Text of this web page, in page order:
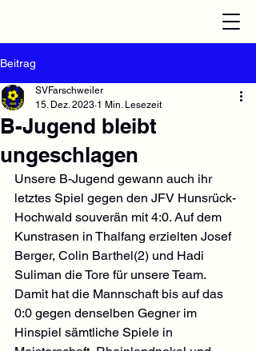
Beitrag
B-Jugend bleibt
ungeschlagen
SVFarschweiler
15. Dez. 2023 1 Min. Lesezeit
Unsere B-Jugend gewann auch ihr
letztes Spiel gegen den JFV Hunsrück-
Hochwald souverän mit 4:0. Auf dem
Kunstrasen in Thalfang erzielten Josef
Berger, Colin Barthel(2) und Hadi
Suliman die Tore für unsere Team.
Damit hat die Mannschaft bis auf das
0:0 gegen denselben Gegner im
Hinspiel sämtliche Spiele in